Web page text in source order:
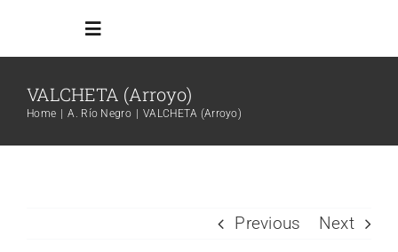
Toggle
Navigation
Inicio
VALCHETA (Arroyo)
Home A. Río Negro VALCHETA (Arroyo)
Previous Next